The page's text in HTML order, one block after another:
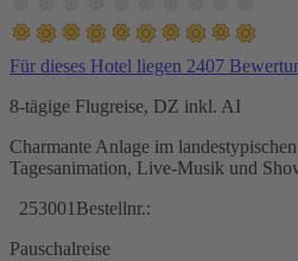
Für dieses Hotel liegen 2407
8-tägige Flugreise, DZ inkl. AI
Charmante Anlage im
Tagesanimation, Live-Musik und
253001Bestellnr.:
Pauschalreise